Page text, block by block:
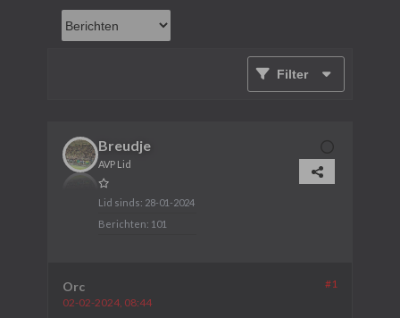
Filter
Breudje
AVP Lid
Lid sinds: 28-01-2024
Berichten: 101
#1
Orc
02-02-2024, 08:44